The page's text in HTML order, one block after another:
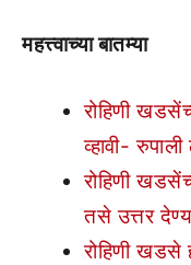
महत्त्वाच्या बातम्या
रोहिणी
व्हावी- रुपाली
रोहिणी
तसे उत्तर
रोहिणी खडसे